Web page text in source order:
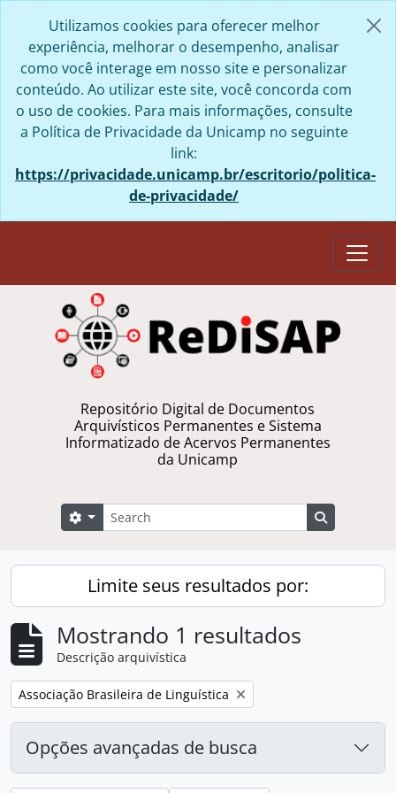
Utilizamos cookies para oferecer melhor
experiência, melhorar o desempenho, analisar
como você interage em nosso site e personalizar
conteúdo. Ao utilizar este site, você concorda com
o uso de cookies. Para mais informações, consulte
a Política de Privacidade da Unicamp no seguinte
link:
https://privacidade.unicamp.br/escritorio/politica-
de-privacidade/
Repositório Digital de Documentos
Arquivísticos Permanentes e Sistema
Informatizado de Acervos Permanentes
da Unicamp
Buscar
Opções de busca
Limite seus resultados por:
Mostrando 1 resultados
Descrição arquivística
Remover filtro:
Associação Brasileira de Linguística
Opções avançadas de busca